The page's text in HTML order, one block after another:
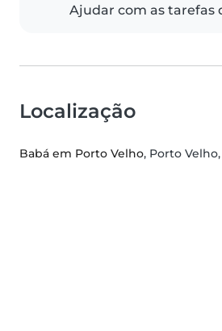
Ajudar com as tarefas
Localização
Babá em Porto Velho, Porto